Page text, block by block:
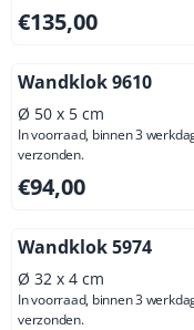
Prijs: 135,00,
€135,00
Wandklok 9610
Ø 50 x 5 cm
In voorraad, binnen 3
verzonden.
Prijs: 94,00, exclusief
€94,00
Wandklok 5974
Ø 32 x 4 cm
In voorraad, binnen 3
verzonden.